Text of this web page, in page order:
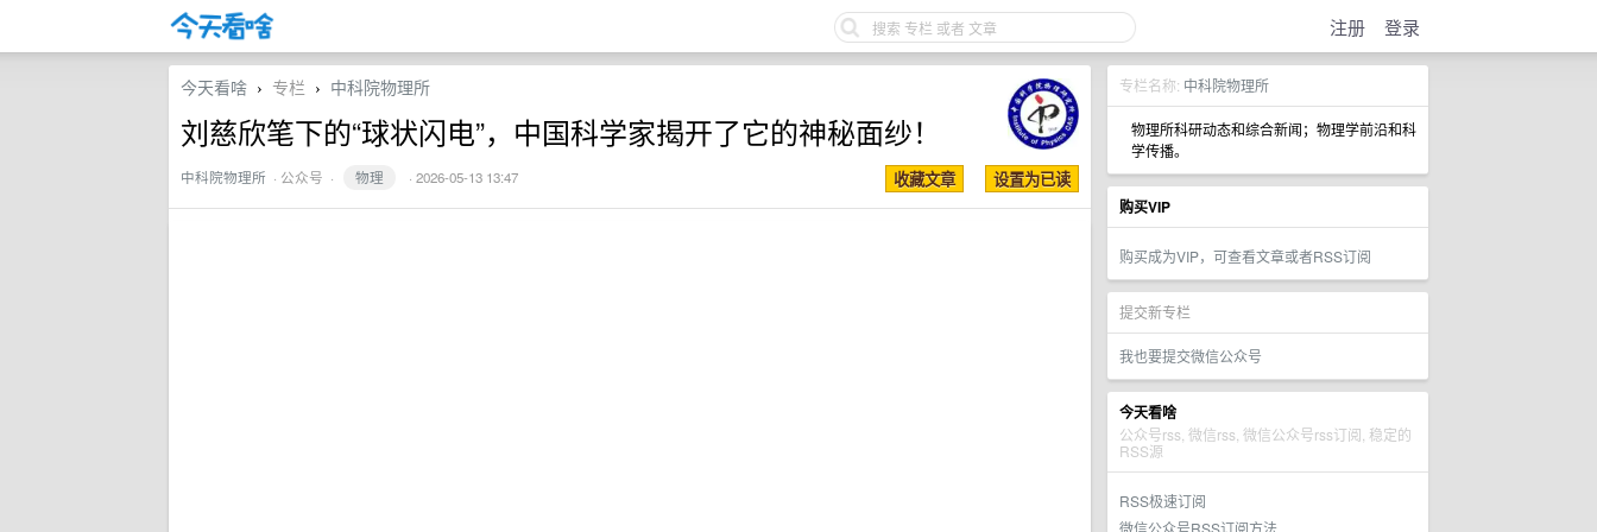
注册 登录
专栏名称: 中科院物理所
物理所科研动态和综合新闻；物理学前沿和科
学传播。
购买VIP
购买成为VIP，可查看文章或者RSS订阅
提交新专栏
我也要提交微信公众号
今天看啥
公众号rss, 微信rss, 微信公众号rss订阅, 稳定的
RSS源
RSS极速订阅
微信公众号RSS订阅方法
今天看啥 › 专栏 › 中科院物理所
刘慈欣笔下的“球状闪电”，中国科学家揭开了它的神秘面纱！
中科院物理所 · 公众号 · 物理 · 2026-05-13 13:47